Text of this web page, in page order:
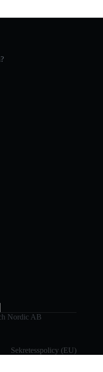
Nordic AB
Sekretesspolicy (EU)